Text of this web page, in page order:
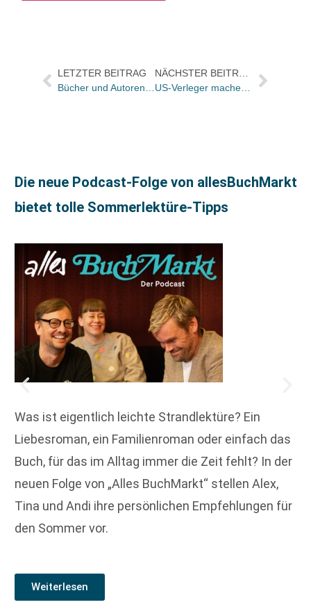
LETZTER BEITRAG
Bücher und Autoren heute in den Feuilletons – und der erste Praxistest des Online-Kindler
NÄCHSTER BEITRAG
US-Verleger machen Front gegen E-Book-Preise bei Amazon
Die neue Podcast-Folge von allesBuchMarkt
bietet tolle Sommerlektüre-Tipps
Was ist eigentlich leichte Strandlektüre? Ein
Liebesroman, ein Familienroman oder einfach das
Buch, für das im Alltag immer die Zeit fehlt? In der
neuen Folge von „Alles BuchMarkt“ stellen Alex,
Tina und Andi ihre persönlichen Empfehlungen für
den Sommer vor.
Weiterlesen